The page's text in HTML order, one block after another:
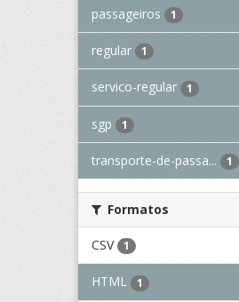
passageiros 1
regular 1
servico-regular 1
sgp 1
transporte-de-passa... 1
Formatos
CSV 1
HTML 1